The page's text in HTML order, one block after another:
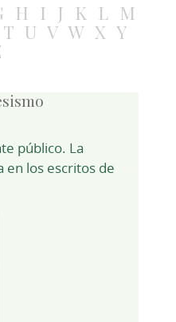
H I J K L M
T U V W X Y
público. La
en los escritos de